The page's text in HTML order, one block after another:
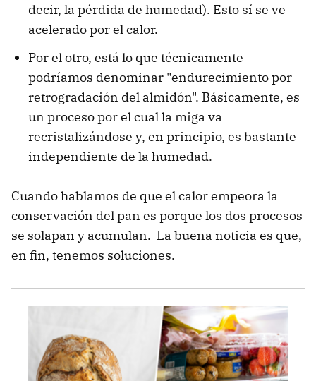
decir, la pérdida de humedad). Esto sí se ve
acelerado por el calor.
Por el otro, está lo que técnicamente
podríamos denominar "endurecimiento por
retrogradación del almidón". Básicamente, es
un proceso por el cual la miga va
recristalizándose y, en principio, es bastante
independiente de la humedad.
Cuando hablamos de que el calor empeora la
conservación del pan es porque los dos procesos
se solapan y acumulan. La buena noticia es que,
en fin, tenemos soluciones.